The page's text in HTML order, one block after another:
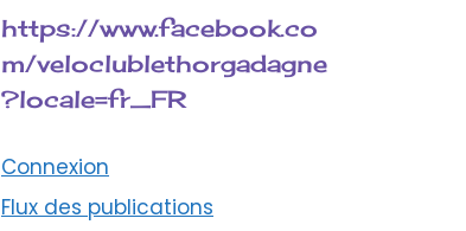
https://www.facebook.co
m/veloclublethorgadagne
?locale=fr_FR
Connexion
Flux des publications